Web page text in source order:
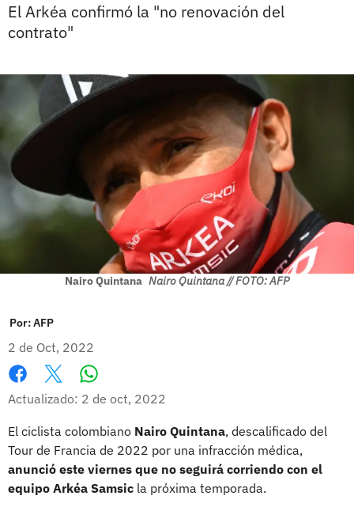
El Arkéa confirmó la "no renovación del
contrato"
Nairo Quintana Nairo Quintana // FOTO: AFP
Por:AFP
2 de Oct, 2022
Facebook
X
Actualizado: 2 de oct, 2022
El ciclista colombiano Nairo Quintana, descalificado del
Tour de Francia de 2022 por una infracción médica,
anunció este viernes que no seguirá corriendo con el
equipo Arkéa Samsic la próxima temporada.